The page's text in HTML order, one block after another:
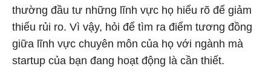
thường đầu tư những lĩnh vực họ hiểu rõ để giảm
thiểu rủi ro. Vì vậy, hỏi để tìm ra điểm tương đồng
giữa lĩnh vực chuyên môn của họ với ngành mà
startup của bạn đang hoạt động là cần thiết.